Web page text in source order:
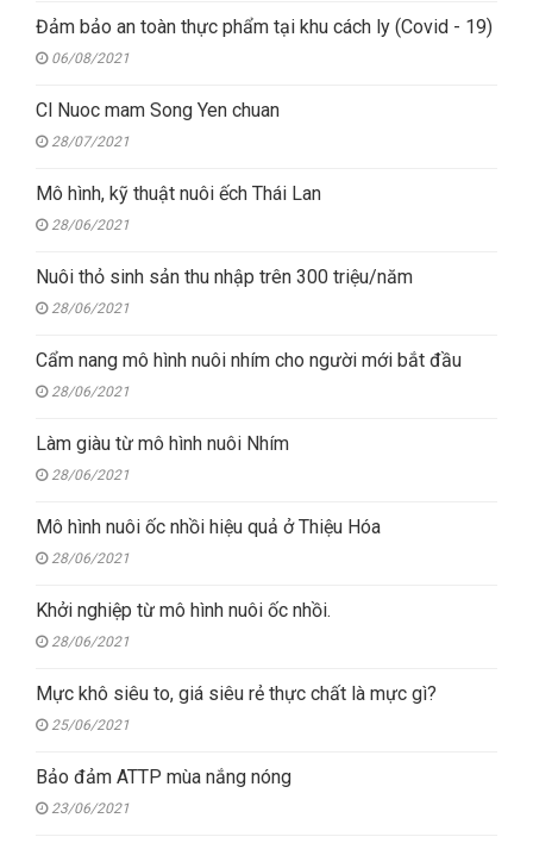
Đảm bảo an toàn thực phẩm tại khu cách ly (Covid - 19)
06/08/2021
Cl Nuoc mam Song Yen chuan
28/07/2021
Mô hình, kỹ thuật nuôi ếch Thái Lan
28/06/2021
Nuôi thỏ sinh sản thu nhập trên 300 triệu/năm
28/06/2021
Cẩm nang mô hình nuôi nhím cho người mới bắt đầu
28/06/2021
Làm giàu từ mô hình nuôi Nhím
28/06/2021
Mô hình nuôi ốc nhồi hiệu quả ở Thiệu Hóa
28/06/2021
Khởi nghiệp từ mô hình nuôi ốc nhồi.
28/06/2021
Mực khô siêu to, giá siêu rẻ thực chất là mực gì?
25/06/2021
Bảo đảm ATTP mùa nắng nóng
23/06/2021